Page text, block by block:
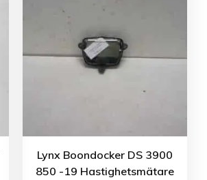
Lynx Boondocker DS 3900
850 -19 Hastighetsmätare